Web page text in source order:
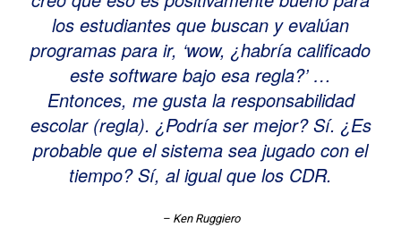
los estudiantes que buscan y evalúan
programas para ir, ‘wow, ¿habría calificado
este software bajo esa regla?’ …
Entonces, me gusta la responsabilidad
escolar (regla). ¿Podría ser mejor? Sí. ¿Es
probable que el sistema sea jugado con el
tiempo? Sí, al igual que los CDR.
– Ken Ruggiero